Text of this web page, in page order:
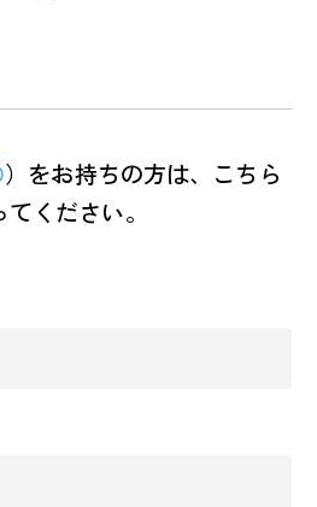
）をお持ちの方は、こちら
ください。